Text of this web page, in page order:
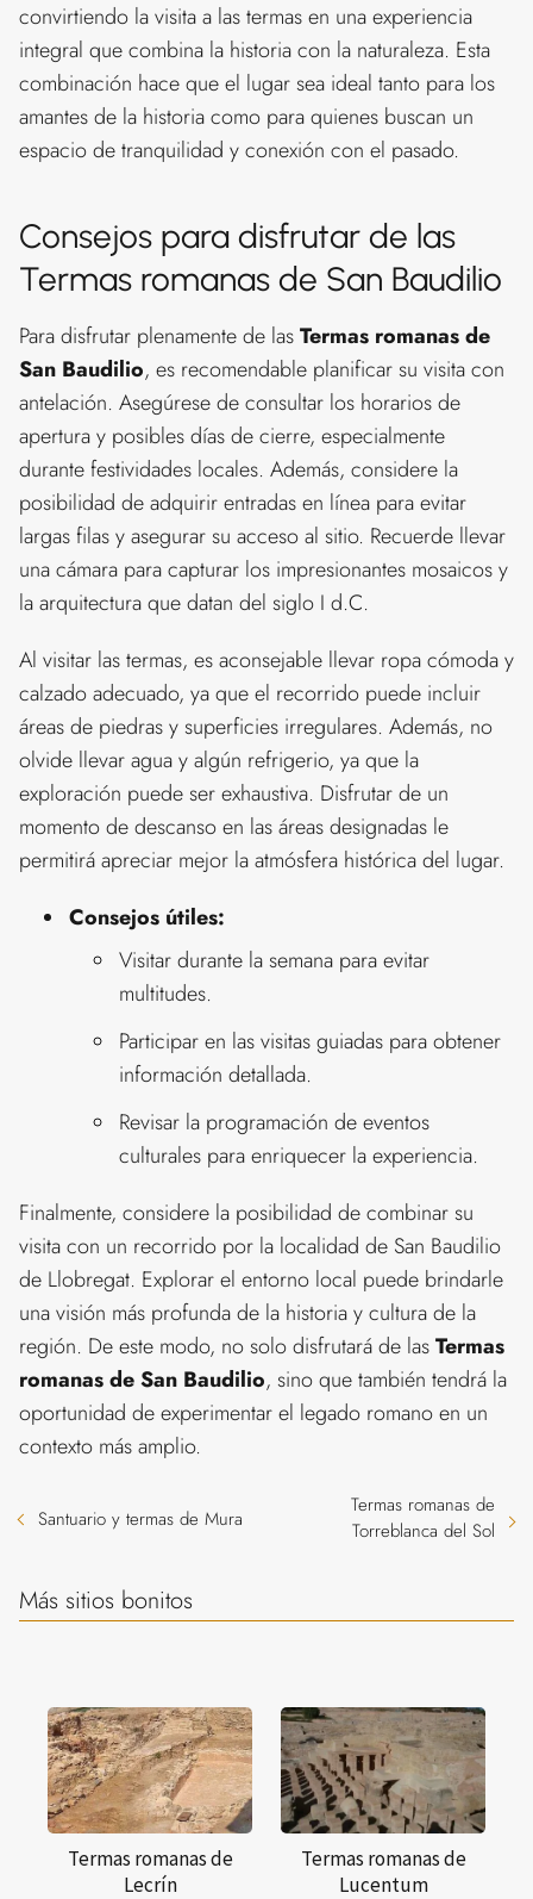
convirtiendo la visita a las termas en una experiencia
integral que combina la historia con la naturaleza. Esta
combinación hace que el lugar sea ideal tanto para los
amantes de la historia como para quienes buscan un
espacio de tranquilidad y conexión con el pasado.
Consejos para disfrutar de las
Termas romanas de San Baudilio
Para disfrutar plenamente de lasTermas romanas de
San Baudilio, es recomendable planificar su visita con
antelación. Asegúrese de consultar los horarios de
apertura y posibles días de cierre, especialmente
durante festividades locales. Además, considere la
posibilidad de adquirir entradas en línea para evitar
largas filas y asegurar su acceso al sitio. Recuerde llevar
una cámara para capturar los impresionantes mosaicos y
la arquitectura que datan del siglo I d.C.
Al visitar las termas, es aconsejable llevar ropa cómoda y
calzado adecuado, ya que el recorrido puede incluir
áreas de piedras y superficies irregulares. Además, no
olvide llevar agua y algún refrigerio, ya que la
exploración puede ser exhaustiva. Disfrutar de un
momento de descanso en las áreas designadas le
permitirá apreciar mejor la atmósfera histórica del lugar.
Consejos útiles:
Visitar durante la semana para evitar
multitudes.
Participar en las visitas guiadas para obtener
información detallada.
Revisar la programación de eventos
culturales para enriquecer la experiencia.
Finalmente, considere la posibilidad de combinar su
visita con un recorrido por la localidad de San Baudilio
de Llobregat. Explorar el entorno local puede brindarle
una visión más profunda de la historia y cultura de la
región. De este modo, no solo disfrutará de lasTermas
romanas de San Baudilio, sino que también tendrá la
oportunidad de experimentar el legado romano en un
contexto más amplio.
Santuario y termas de Mura
Termas romanas de
Torreblanca del Sol
Más sitios bonitos
Termas romanas de
Lecrín
Termas romanas de
Lucentum